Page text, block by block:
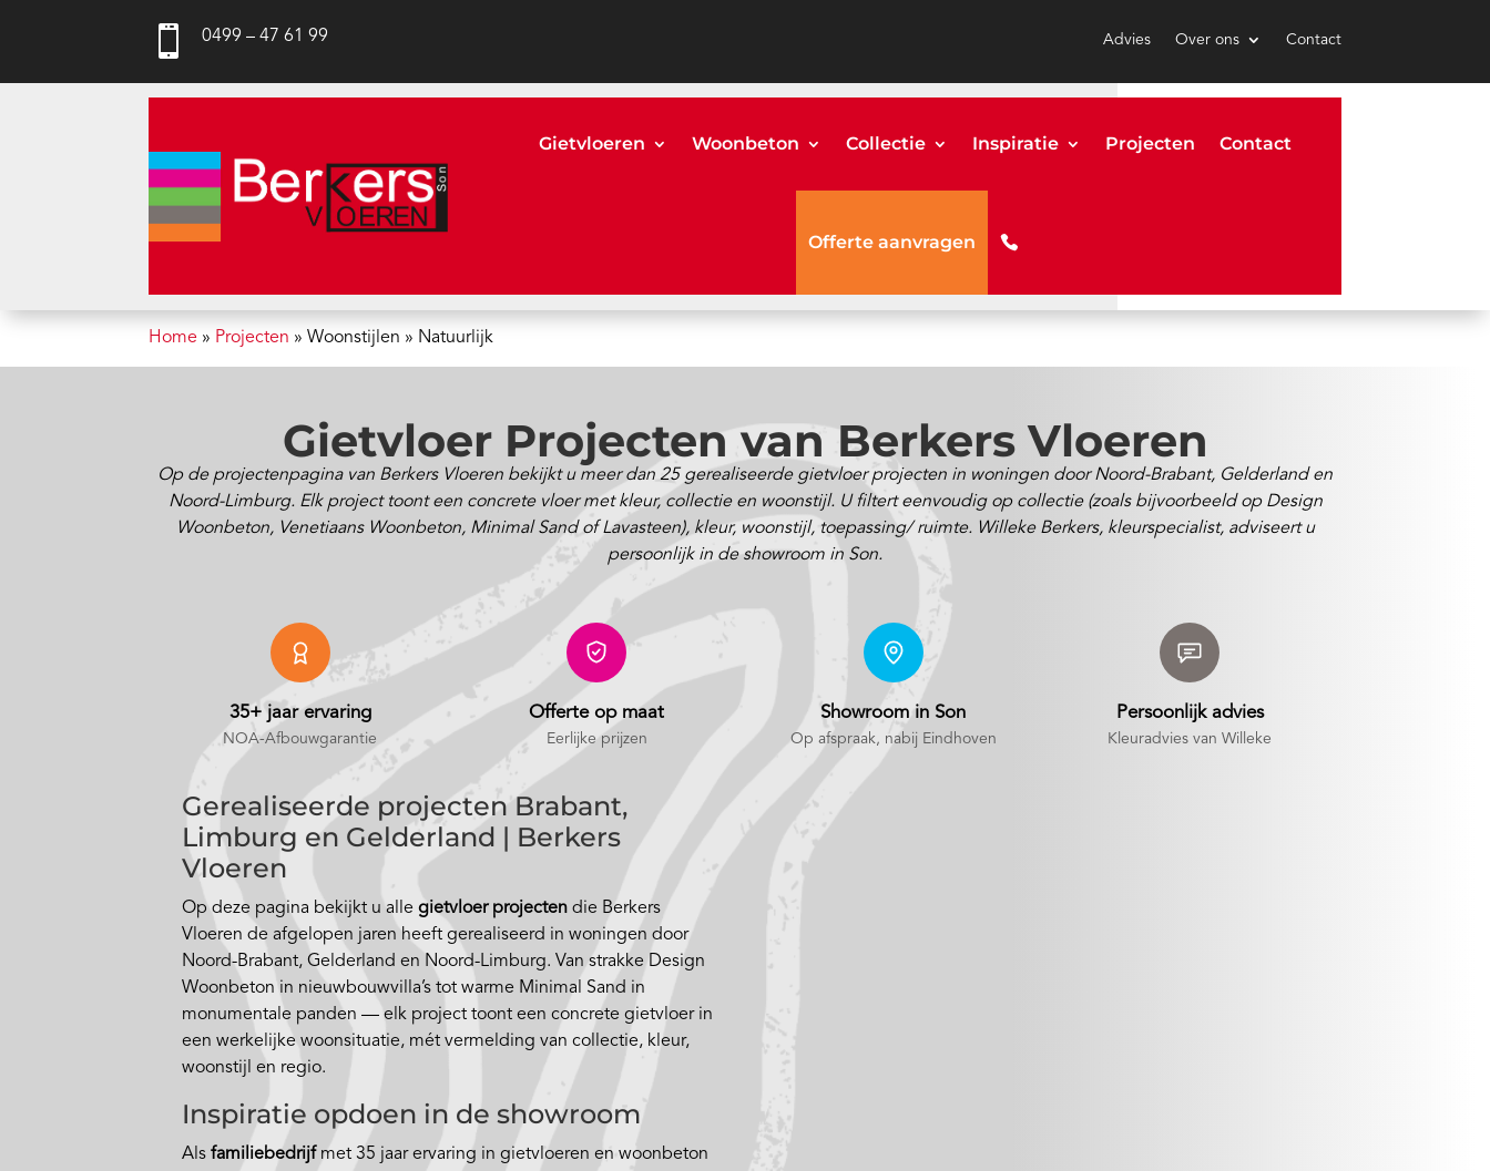
 0499 – 47 61 99 Advies Over ons Contact
Gietvloeren Woonbeton Collectie Inspiratie Projecten Contact
Offerte aanvragen
Home » Projecten »Woonstijlen » Natuurlijk
Gietvloer Projecten van Berkers Vloeren
Op de projectenpagina van Berkers Vloeren bekijkt u meer dan 25 gerealiseerde gietvloer projecten in woningen door Noord-Brabant, Gelderland en
Noord-Limburg. Elk project toont een concrete vloer met kleur, collectie en woonstijl. U filtert eenvoudig op collectie (zoals bijvoorbeeld op Design
Woonbeton, Venetiaans Woonbeton, Minimal Sand of Lavasteen), kleur, woonstijl, toepassing/ ruimte. Willeke Berkers, kleurspecialist, adviseert u
persoonlijk in de showroom in Son.
35+ jaar ervaring
NOA-Afbouwgarantie
Offerte op maat
Eerlijke prijzen
Showroom in Son
Op afspraak, nabij Eindhoven
Persoonlijk advies
Kleuradvies van Willeke
Gerealiseerde projecten Brabant,
Limburg en Gelderland | Berkers
Vloeren
Op deze pagina bekijkt u allegietvloer projecten die Berkers
Vloeren de afgelopen jaren heeft gerealiseerd in woningen door
Noord-Brabant, Gelderland en Noord-Limburg. Van strakke Design
Woonbeton in nieuwbouwvilla’s tot warme Minimal Sand in
monumentale panden — elk project toont een concrete gietvloer in
een werkelijke woonsituatie, mét vermelding van collectie, kleur,
woonstijl en regio.
Inspiratie opdoen in de showroom
Alsfamiliebedrijfmet 35 jaar ervaring in gietvloeren en woonbeton